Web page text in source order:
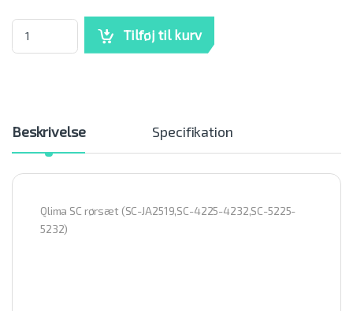
Qlima SC rørsæt (SC-JA2519,SC-4225-4232,SC-5225-5232) mængde
Tilføj til kurv
Beskrivelse Specifikation
Qlima SC rørsæt (SC-JA2519,SC-4225-4232,SC-5225-
5232)